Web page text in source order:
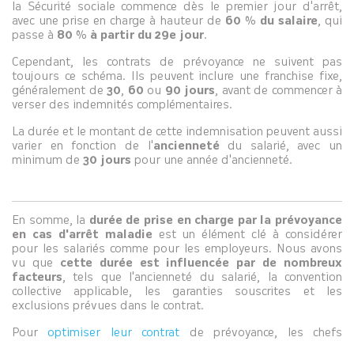
la Sécurité sociale commence dès le premier jour d'arrêt,
avec une prise en charge à hauteur de 60 % du salaire, qui
passe à 80 % à partir du 29e jour.
Cependant, les contrats de prévoyance ne suivent pas
toujours ce schéma. Ils peuvent inclure une franchise fixe,
généralement de 30, 60 ou 90 jours, avant de commencer à
verser des indemnités complémentaires.
La durée et le montant de cette indemnisation peuvent aussi
varier en fonction de l'ancienneté du salarié, avec un
minimum de 30 jours pour une année d'ancienneté.
En somme, la durée de prise en charge par la prévoyance
en cas d'arrêt maladie est un élément clé à considérer
pour les salariés comme pour les employeurs. Nous avons
vu que cette durée est influencée par de nombreux
facteurs, tels que l'ancienneté du salarié, la convention
collective applicable, les garanties souscrites et les
exclusions prévues dans le contrat.
Pouroptimiser leur contrat de prévoyance, les chefs